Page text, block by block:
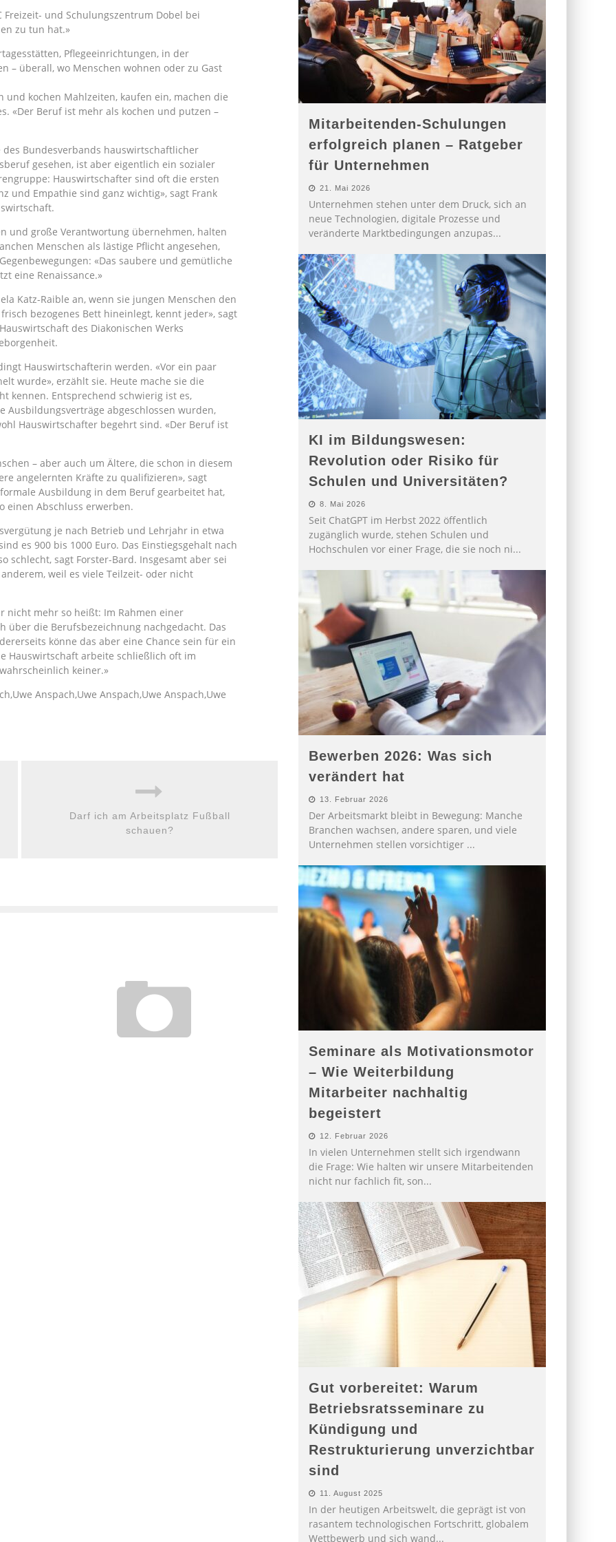
und Schulungszentrum Dobel bei
zu tun hat.»
Pflegeeinrichtungen, in der
– überall, wo Menschen wohnen oder zu Gast
kochen Mahlzeiten, kaufen ein, machen die
«Der Beruf ist mehr als kochen und putzen –
des Bundesverbands hauswirtschaftlicher
gesehen, ist aber eigentlich ein sozialer
Hauswirtschafter sind oft die ersten
und Empathie sind ganz wichtig», sagt Frank
und große Verantwortung übernehmen, halten
Menschen als lästige Pflicht angesehen,
«Das saubere und gemütliche
eine Renaissance.»
Katz-Raible an, wenn sie jungen Menschen den
bezogenes Bett hineinlegt, kennt jeder», sagt
des Diakonischen Werks
Hauswirtschafterin werden. «Vor ein paar
wurde», erzählt sie. Heute mache sie die
kennen. Entsprechend schwierig ist es,
Ausbildungsverträge abgeschlossen wurden,
Hauswirtschafter begehrt sind. «Der Beruf ist
– aber auch um Ältere, die schon in diesem
angelernten Kräfte zu qualifizieren», sagt
Ausbildung in dem Beruf gearbeitet hat,
einen Abschluss erwerben.
je nach Betrieb und Lehrjahr in etwa
es 900 bis 1000 Euro. Das Einstiegsgehalt nach
schlecht, sagt Forster-Bard. Insgesamt aber sei
weil es viele Teilzeit- oder nicht
nicht mehr so heißt: Im Rahmen einer
die Berufsbezeichnung nachgedacht. Das
könne das aber eine Chance sein für ein
Hauswirtschaft arbeite schließlich oft im
keiner.»
Anspach,Uwe Anspach,Uwe Anspach,Uwe
Darf ich am Arbeitsplatz Fußball
schauen?
Mitarbeitenden-Schulungen
erfolgreich planen – Ratgeber
für Unternehmen
21. Mai 2026
Unternehmen stehen unter dem Druck, sich an
neue Technologien, digitale Prozesse und
veränderte Marktbedingungen anzupas...
KI im Bildungswesen:
Revolution oder Risiko für
Schulen und Universitäten?
8. Mai 2026
Seit ChatGPT im Herbst 2022 öffentlich
zugänglich wurde, stehen Schulen und
Hochschulen vor einer Frage, die sie noch ni...
Bewerben 2026: Was sich
verändert hat
13. Februar 2026
Der Arbeitsmarkt bleibt in Bewegung: Manche
Branchen wachsen, andere sparen, und viele
Unternehmen stellen vorsichtiger ...
Seminare als Motivationsmotor
– Wie Weiterbildung
Mitarbeiter nachhaltig
begeistert
12. Februar 2026
In vielen Unternehmen stellt sich irgendwann
die Frage: Wie halten wir unsere Mitarbeitenden
nicht nur fachlich fit, son...
Gut vorbereitet: Warum
Betriebsratsseminare zu
Kündigung und
Restrukturierung unverzichtbar
sind
11. August 2025
In der heutigen Arbeitswelt, die geprägt ist von
rasantem technologischen Fortschritt, globalem
Wettbewerb und sich wand...